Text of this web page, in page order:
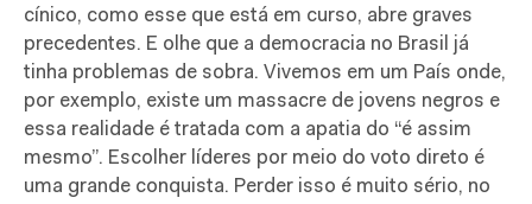
cínico, como esse que está em curso, abre graves
precedentes. E olhe que a democracia no Brasil já
tinha problemas de sobra. Vivemos em um País onde,
por exemplo, existe um massacre de jovens negros e
essa realidade é tratada com a apatia do “é assim
mesmo”. Escolher líderes por meio do voto direto é
uma grande conquista. Perder isso é muito sério, no